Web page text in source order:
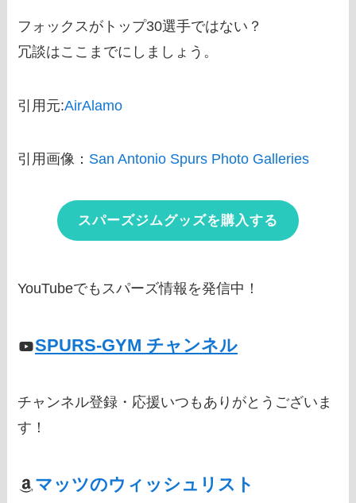
フォックスがトップ30選手ではない？
冗談はここまでにしましょう。
引用元:AirAlamo
引用画像： San Antonio Spurs Photo Galleries
スパーズジムグッズを購入する
YouTubeでもスパーズ情報を発信中！
SPURS-GYM チャンネル
チャンネル登録・応援いつもありがとうございま
す！
マッツのウィッシュリスト